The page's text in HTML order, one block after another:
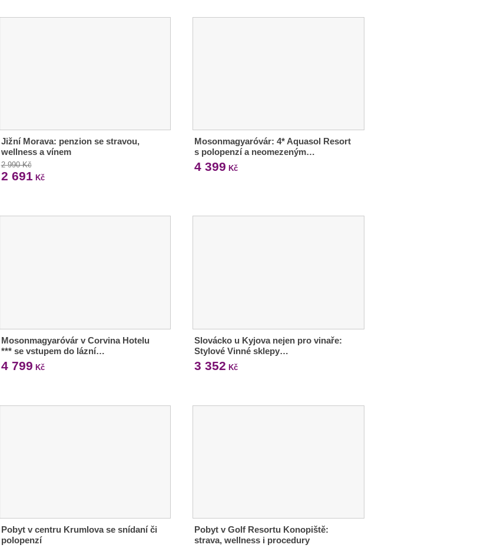
Jižní Morava: penzion se stravou,
wellness a vínem
2 990 Kč
2 691 Kč
Mosonmagyaróvár: 4* Aquasol Resort
s polopenzí a neomezeným…
4 399 Kč
Mosonmagyaróvár v Corvina Hotelu
*** se vstupem do lázní…
4 799 Kč
Slovácko u Kyjova nejen pro vinaře:
Stylové Vinné sklepy…
3 352 Kč
Pobyt v centru Krumlova se snídaní či
polopenzí
Pobyt v Golf Resortu Konopiště:
strava, wellness i procedury